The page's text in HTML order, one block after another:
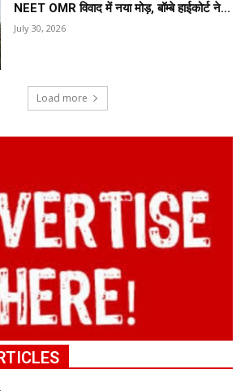
NEET OMR विवाद में नया मोड़, बॉम्बे हाईकोर्ट ने...
July 30, 2026
Load more